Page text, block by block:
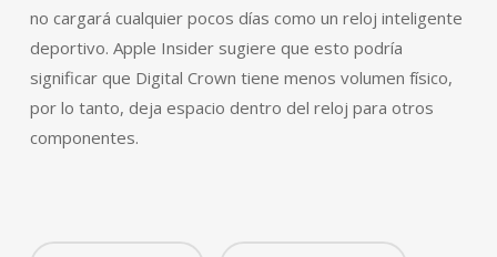
no cargará cualquier pocos días como un reloj inteligente
deportivo. Apple Insider sugiere que esto podría
significar que Digital Crown tiene menos volumen físico,
por lo tanto, deja espacio dentro del reloj para otros
componentes.